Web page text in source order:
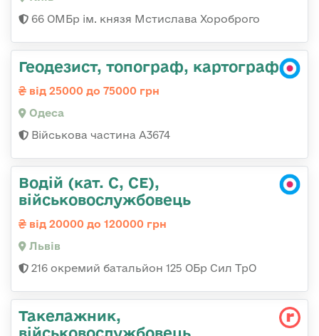
66 ОМБр ім. князя Мстислава Хороброго
Геодезист, топограф, картограф
від 25000 до 75000 грн
Одеса
Військова частина А3674
Водій (кат. С, СЕ),
військовослужбовець
від 20000 до 120000 грн
Львів
216 окремий батальйон 125 ОБр Сил ТрО
Такелажник,